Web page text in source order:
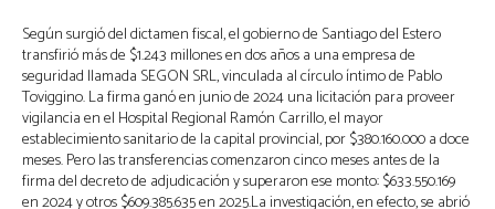
Según surgió del dictamen fiscal, el gobierno de Santiago del Estero
transfirió más de $1.243 millones en dos años a una empresa de
seguridad llamada SEGON SRL, vinculada al círculo íntimo de Pablo
Toviggino. La firma ganó en junio de 2024 una licitación para proveer
vigilancia en el Hospital Regional Ramón Carrillo, el mayor
establecimiento sanitario de la capital provincial, por $380.160.000 a doce
meses. Pero las transferencias comenzaron cinco meses antes de la
firma del decreto de adjudicación y superaron ese monto: $633.550.169
en 2024 y otros $609.385.635 en 2025.La investigación, en efecto, se abrió